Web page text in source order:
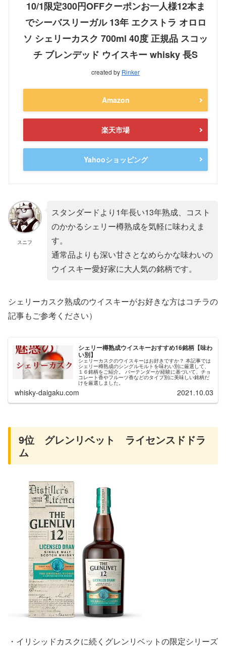
10/1限定300円OFFクーポンお一人様12本ま
でシーバスリーガル 13年 エクストラ オロロ
ソ シェリーカスク 700ml 40度 正規品 スコッ
チ ブレンデッド ウイスキー whisky 長S
created by Rinker
Amazon
楽天市場
Yahooショッピング
スニフ
スタンダードより1年長い13年熟成、コスト
のかかるシェリー樽熟成を気軽に味わえま
す。
通常品よりも深い甘さとなめらかな味わいの
ウイスキー愛好家に大人気の銘柄です。
シェリーカスク熟成のウイスキーがお好きな方はコチラの
記事もご参考ください）
シェリー樽熟成ウイスキーおすすめ16銘柄【味わ
い別】
シェリーカスクのウイスキーはお好きですか？ 本記事では
シェリー樽熟成のシングルモルトを味わい別に厳選して、
１６銘柄をご紹介。 バーテンダーが経験に基づいて、チョ
コレート香やフルーツ香などのタイプ別に美味しい銘柄だ
けを厳選しました。
whisky-daigaku.com 2021.10.03
9位 グレンリベット ライセンスドドラ
ム
・イリシッドカスクに続くグレンリベットの限定シリーズ